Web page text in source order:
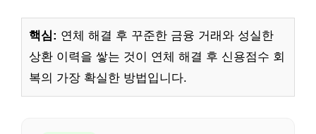
핵심: 연체 해결 후 꾸준한 금융 거래와 성실한
상환 이력을 쌓는 것이 연체 해결 후 신용점수 회
복의 가장 확실한 방법입니다.